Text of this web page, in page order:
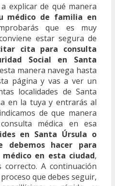
explicar de qué manera
médico de familia en
que es muy
estar segura de
cita para consulta
Social en Santa
manera navega hasta
página y vas a ver un
localidades de Santa
en la tuya y entrarás al
de que manera
médica en esa
en Santa Úrsula o
debemos hacer para
en esta ciudad,
A continuación
que debes seguir,